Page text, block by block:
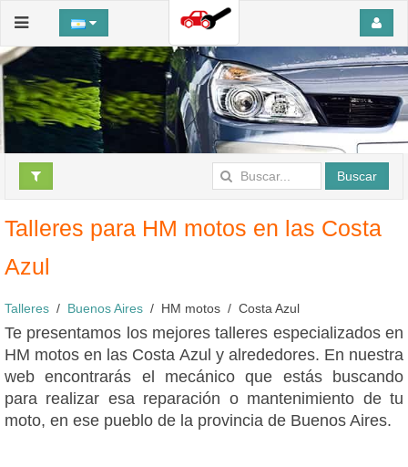
Buscar
Talleres para HM motos en las Costa
Azul
Talleres Buenos Aires HM motos Costa Azul
Te presentamos los mejores talleres especializados en
HM motos en las Costa Azul y alrededores. En nuestra
web encontrarás el mecánico que estás buscando
para realizar esa reparación o mantenimiento de tu
moto, en ese pueblo de la provincia de Buenos Aires.